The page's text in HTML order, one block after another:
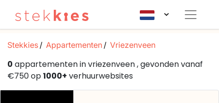
Stekkies Appartementen Vriezenveen
0 appartementen in vriezenveen , gevonden vanaf
€750 op1000+ verhuurwebsites